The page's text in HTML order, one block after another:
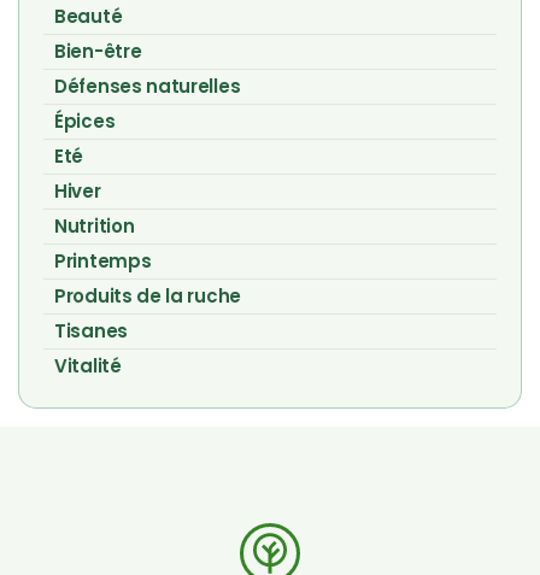
Beauté
Bien-être
Défenses naturelles
Épices
Eté
Hiver
Nutrition
Printemps
Produits de la ruche
Tisanes
Vitalité